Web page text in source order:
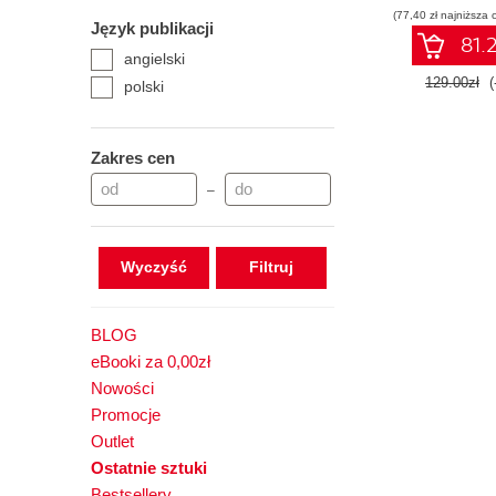
Język publikacji
angielski
polski
Zakres cen
–
Wyczyść
BLOG
eBooki za 0,00zł
Nowości
Promocje
Outlet
Ostatnie sztuki
(77,40 zł najniższa
129.00zł